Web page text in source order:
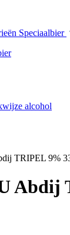
Speciaalbier
alcohol
TRIPEL 9%
Abdij